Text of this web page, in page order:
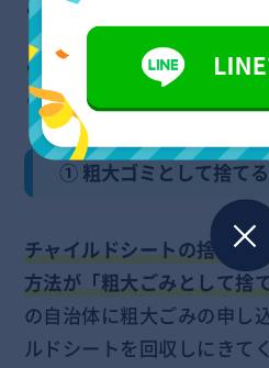
ことです。
ここでは代表的なチャイル
とそれぞれの特徴について
① 粗大ゴミとして捨てる
チャイルドシートの捨て方
方法が「粗大ごみとして捨
の自治体に粗大ごみの申し
ルドシートを回収しにきて